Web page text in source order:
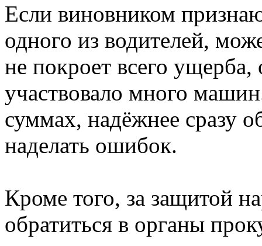
Если виновником
одного из водителей,
не покроет всего
участвовало много
суммах, надёжнее сразу
наделать ошибок.
Кроме того, за защитой
обратиться в органы